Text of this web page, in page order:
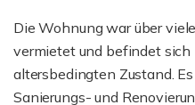
Die Wohnung war über
vermietet und befindet sich
altersbedingten Zustand.
Sanierungs- und